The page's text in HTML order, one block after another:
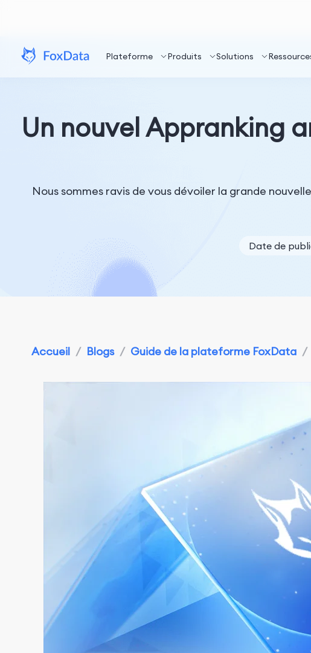
Plateforme Produits Solutions
Un nouvel Appranking
Nous sommes ravis de vous dévoiler la grande
Date de
Accueil / Blogs / Guide de la plateforme FoxData /